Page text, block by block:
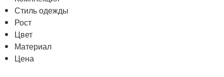
Стиль одежды
Рост
Цвет
Материал
Цена